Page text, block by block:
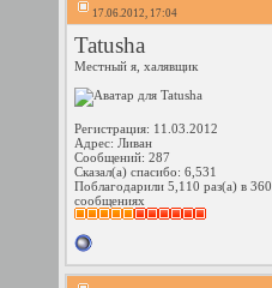
17.06.2012, 17:04
Tatusha
Местный я, халявщик
Регистрация: 11.03.2012
Адрес: Ливан
Сообщений: 287
Сказал(а) спасибо: 6,531
Поблагодарили 5,110 раз(а) в 360
сообщениях